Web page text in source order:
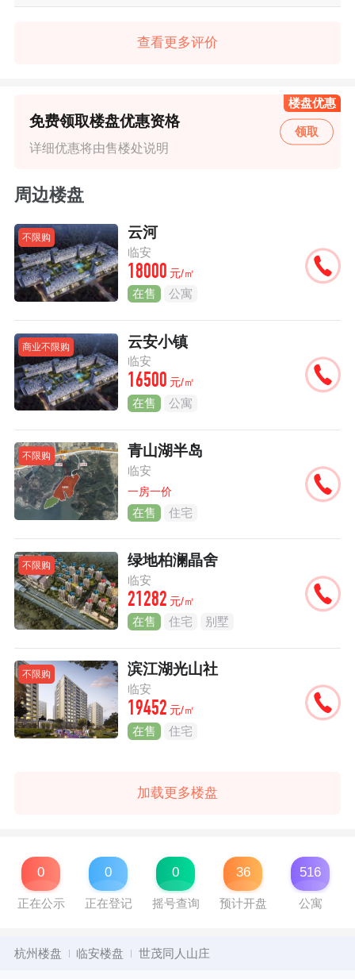
查看更多评价
免费领取楼盘优惠资格
详细优惠将由售楼处说明
领取
楼盘优惠
周边楼盘
不限购 云河
临安
18000 元/㎡
在售 公寓
商业不限购 云安小镇
临安
16500 元/㎡
在售 公寓
不限购 青山湖半岛
临安
一房一价
在售 住宅
不限购 绿地柏澜晶舍
临安
21282 元/㎡
在售 住宅 别墅
不限购 滨江湖光山社
临安
19452 元/㎡
在售 住宅
加载更多楼盘
0
正在公示
0
正在登记
0
摇号查询
36
预计开盘
516
公寓
杭州楼盘 临安楼盘 世茂同人山庄